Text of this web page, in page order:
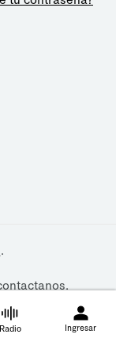
.
.
Radio Ingresar